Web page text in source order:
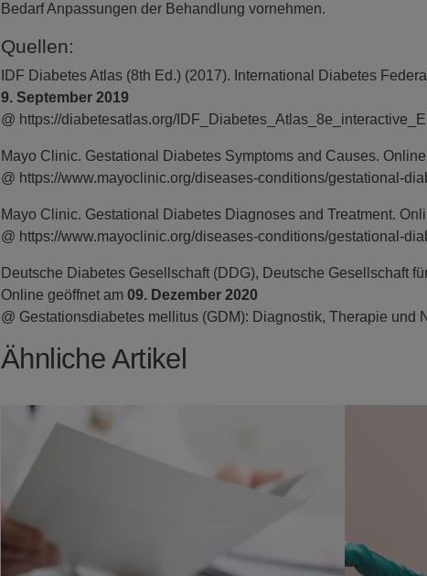
Bedarf Anpassungen der Behandlung vornehmen.
Quellen:
IDF Diabetes Atlas (8th Ed.) (2017). International Diabetes
9. September 2019
@ https://diabetesatlas.org/
Mayo Clinic. Gestational Diabetes Symptoms and Causes.
@ https://www.mayoclinic.org/diseases-conditions/gestational-
Mayo Clinic. Gestational Diabetes Diagnoses and Treatment.
@ https://www.mayoclinic.org/diseases-conditions/gestational-
Deutsche Diabetes Gesellschaft (DDG), Deutsche Gesellschaft
Online geöffnet am 09. Dezember 2020
@ Gestationsdiabetes mellitus (GDM): Diagnostik, Therapie und
Ähnliche Artikel